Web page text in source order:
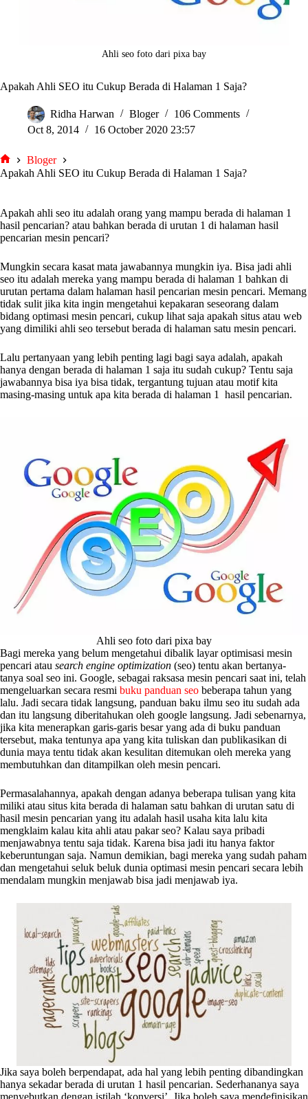
Ahli seo foto dari pixa bay
Apakah Ahli SEO itu Cukup Berada di Halaman 1 Saja?
Ridha Harwan Bloger
106 Comments
Oct 8, 2014
16 October 2020 23:57
tarjiem
Bloger
Apakah Ahli SEO itu Cukup Berada di Halaman 1 Saja?
Apakah ahli seo itu adalah orang yang mampu berada di halaman 1
hasil pencarian? atau bahkan berada di urutan 1 di halaman hasil
pencarian mesin pencari?
Mungkin secara kasat mata jawabannya mungkin iya. Bisa jadi ahli
seo itu adalah mereka yang mampu berada di halaman 1 bahkan di
urutan pertama dalam halaman hasil pencarian mesin pencari. Memang
tidak sulit jika kita ingin mengetahui kepakaran seseorang dalam
bidang optimasi mesin pencari, cukup lihat saja apakah situs atau web
yang dimiliki ahli seo tersebut berada di halaman satu mesin pencari.
Lalu pertanyaan yang lebih penting lagi bagi saya adalah, apakah
hanya dengan berada di halaman 1 saja itu sudah cukup? Tentu saja
jawabannya bisa iya bisa tidak, tergantung tujuan atau motif kita
masing-masing untuk apa kita berada di halaman 1 hasil pencarian.
Ahli seo foto dari pixa bay
Bagi mereka yang belum mengetahui dibalik layar optimisasi mesin
pencari atau search engine optimization (seo) tentu akan bertanya-
tanya soal seo ini. Google, sebagai raksasa mesin pencari saat ini, telah
mengeluarkan secara resmi buku panduan seo beberapa tahun yang
lalu. Jadi secara tidak langsung, panduan baku ilmu seo itu sudah ada
dan itu langsung diberitahukan oleh google langsung. Jadi sebenarnya,
jika kita menerapkan garis-garis besar yang ada di buku panduan
tersebut, maka tentunya apa yang kita tuliskan dan publikasikan di
dunia maya tentu tidak akan kesulitan ditemukan oleh mereka yang
membutuhkan dan ditampilkan oleh mesin pencari.
Permasalahannya, apakah dengan adanya beberapa tulisan yang kita
miliki atau situs kita berada di halaman satu bahkan di urutan satu di
hasil mesin pencarian yang itu adalah hasil usaha kita lalu kita
mengklaim kalau kita ahli atau pakar seo? Kalau saya pribadi
menjawabnya tentu saja tidak. Karena bisa jadi itu hanya faktor
keberuntungan saja. Namun demikian, bagi mereka yang sudah paham
dan mengetahui seluk beluk dunia optimasi mesin pencari secara lebih
mendalam mungkin menjawab bisa jadi menjawab iya.
Jika saya boleh berpendapat, ada hal yang lebih penting dibandingkan
hanya sekadar berada di urutan 1 hasil pencarian. Sederhananya saya
menyebutkan dengan istilah ‘konversi’. Jika boleh saya mendefinisikan